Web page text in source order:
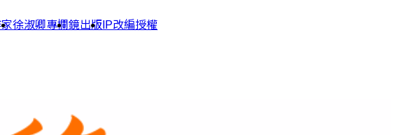
徐淑卿專欄鏡出版 IP改編授權